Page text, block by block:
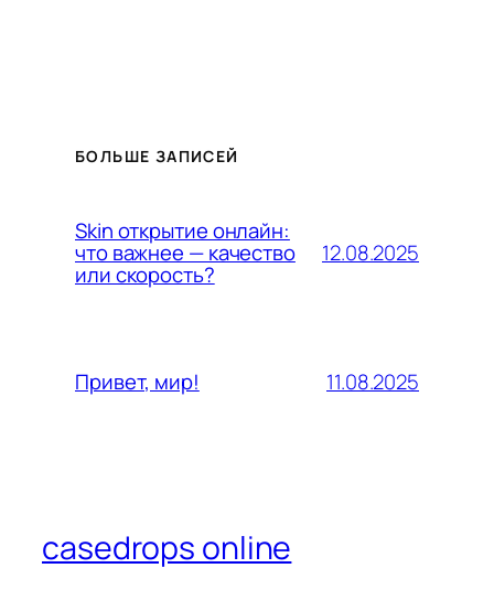
БОЛЬШЕ ЗАПИСЕЙ
Skin открытие онлайн:
что важнее — качество
или скорость?
12.08.2025
Привет, мир! 11.08.2025
casedrops online